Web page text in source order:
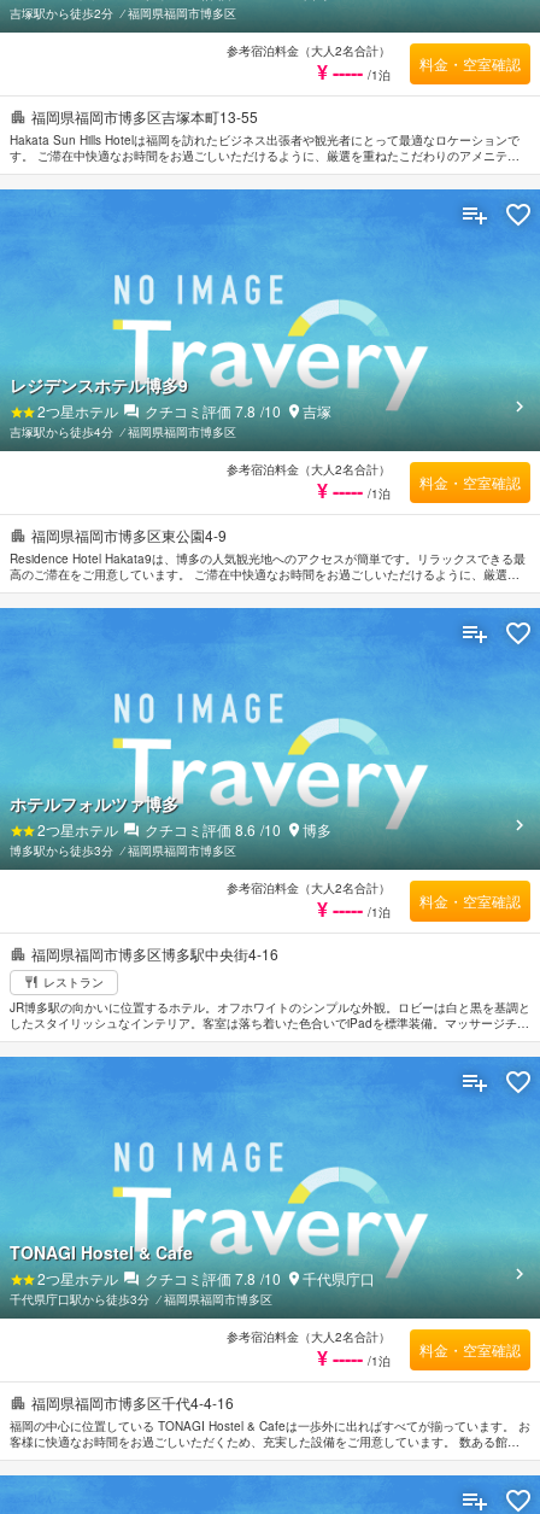
福岡県福岡市博多区吉塚本町13-55
Hakata Sun Hills Hotelは福岡を訪れたビジネス出張者や観光者にとって最適なロケーションで
す。 ご滞在中快適なお時間をお過ごしいただけるように、厳選を重ねたこだわりのアメニティ
をご用意しております。 バリアフリー設備, ランドリーサービス, ビジネスセンター（FAX/写真
コピー）などの設備・サービスもぜひご利用ください。 全てのお部屋には落ち着いた内装が施
されており、心地良い空間となっています。また、ルームタイプにより無料Wi-Fi , 禁煙/喫煙ポ
リシー：全室禁煙のご用意があります。 当施設ではさまざまなレクリエーションをご体験いた
吉塚駅から徒歩2分 ⁄福岡県福岡市博多区
参考宿泊料金（大人2名合計）
¥ ----- /1泊
料金・空室確認
福岡県福岡市博多区東公園4-9
Residence Hotel Hakata9は、博多の人気観光地へのアクセスが簡単です。リラックスできる最
高のご滞在をご用意しています。 ご滞在中快適なお時間をお過ごしいただけるように、厳選を
重ねたこだわりのアメニティをご用意しております。 Residence Hotel Hakata9のスタッフがお
もてなしの心を持って丁寧にご対応します。 全てのお部屋には落ち着いた内装が施されてお
り、心地良い空間となっています。また、ルームタイプによりタオル, クローゼット, リネン類,
喫煙検知器, エアコンのご用意があります。 当施設ではさまざまなレクリエーションをご体験い
レジデンスホテル博多9
2つ星ホテル クチコミ評価7.8 /10 吉塚
吉塚駅から徒歩4分 ⁄福岡県福岡市博多区
参考宿泊料金（大人2名合計）
¥ ----- /1泊
料金・空室確認
福岡県福岡市博多区博多駅中央街4-16
レストラン
JR博多駅の向かいに位置するホテル。オフホワイトのシンプルな外観。ロビーは白と黒を基調と
したスタイリッシュなインテリア。客室は落ち着いた色合いでiPadを標準装備。マッサージチェ
アやブルーレイプレイヤー、多機能シャワーパネルなどをそなえた部屋も用意されている。映画
館やレストランのある複合施設「キャナルシティ」まで車で約5分。博多リバレインへは地下鉄
ホテルフォルツァ博多
2つ星ホテル クチコミ評価8.6 /10 博多
博多駅から徒歩3分 ⁄福岡県福岡市博多区
参考宿泊料金（大人2名合計）
¥ ----- /1泊
料金・空室確認
福岡県福岡市博多区千代4-4-16
福岡の中心に位置している TONAGI Hostel & Cafeは一歩外に出ればすべてが揃っています。 お
客様に快適なお時間をお過ごしいただくため、充実した設備をご用意しています。 数ある館内
施設には全室Wi-Fi無料, コンビニ, 清掃（毎日）, コインランドリー, 荷物預かり所などがありま
す。 ルームタイプにより洋服掛け, リネン類, ワイヤレス インターネット, 無料ワイヤレス イン
ターネット, 禁煙ルームなどがご用意されています。 この宿泊施設ではさまざまなレクリエーシ
ョンをご体験いただけます。 便利な立地に位置するTONAGI Hostel & Cafeは快適なサービスを
TONAGI Hostel & Cafe
2つ星ホテル クチコミ評価7.8 /10 千代県庁口
千代県庁口駅から徒歩3分 ⁄福岡県福岡市博多区
参考宿泊料金（大人2名合計）
¥ ----- /1泊
料金・空室確認